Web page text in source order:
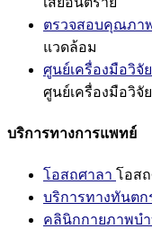
ตรวจสอบคุณภา
แวดล้อม
ศูนย์เครื่องมือวิจั
ศูนย์เครื่องมือวิจั
บริการทางการแพทย์
โอสถศาลา โอส
บริการทางทันตก
คลินิกกายภาพบ